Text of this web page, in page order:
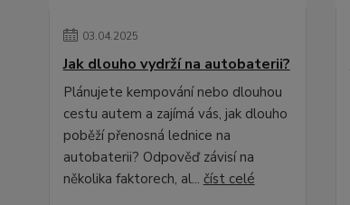
03.04.2025
Jak dlouho vydrží na autobaterii?
Plánujete kempování nebo dlouhou
cestu autem a zajímá vás, jak dlouho
poběží přenosná lednice na
autobaterii? Odpověď závisí na
několika faktorech, al... číst celé